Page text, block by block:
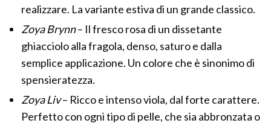
realizzare. La variante estiva di un grande classico.
Zoya Brynn– Il fresco rosa di un dissetante
ghiacciolo alla fragola, denso, saturo e dalla
semplice applicazione. Un colore che è sinonimo di
spensieratezza.
Zoya Liv– Ricco e intenso viola, dal forte carattere.
Perfetto con ogni tipo di pelle, che sia abbronzata o